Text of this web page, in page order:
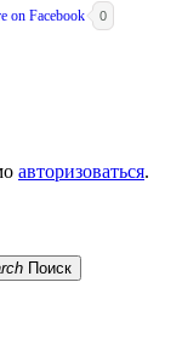
0
авторизоваться.
Поиск